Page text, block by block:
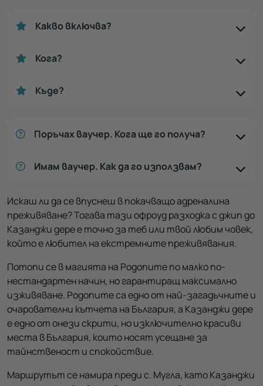
Какво включва?
Кога?
Къде?
Поръчах ваучер. Кога ще го получа?
Имам ваучер. Как да го използвам?
Искаш ли да се впуснеш в покачващо адреналина
преживяване? Тогава тази офроуд разходка с джип до
Казанджи дере е точно за теб или твой любим човек,
който е любител на екстремните преживявания.
Потопи се в магията на Родопите по малко по-
нестандартен начин, но гарантиращ максимално
изживяване. Родопите са едно от най-загадъчните и
очарователни кътчета на България, а Казанджи дере
е едно от онези скрити, но изключително красиви
места в България, които носят усещане за
тайнственост и спокойствие.
Маршрутът се намира преди с. Мугла, като Казанджи